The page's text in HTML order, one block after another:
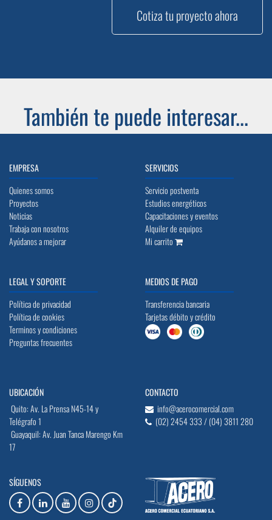
Cotiza tu proyecto ahora
También te puede interesar...
EMPRESA
Quienes somos
Proyectos
Noticias
Trabaja con nosotros
Ayúdanos a mejorar
SERVICIOS
Servicio postventa
Estudios energéticos
Capacitaciones y eventos
Alquiler de equipos
Mi carrito
LEGAL Y SOPORTE
Política de privacidad
Política de cookies
Terminos y condiciones
Preguntas frecuentes
MEDIOS DE PAGO
Transferencia bancaria
Tarjetas débito y crédito
UBICACIÓN
Quito: Av. La Prensa N45-14 y
Telégrafo 1
Guayaquil: Av. Juan Tanca Marengo Km
17
CONTACTO
info@acerocomercial.com
(02) 2454 333 / (04) 3811 280
SÍGUENOS